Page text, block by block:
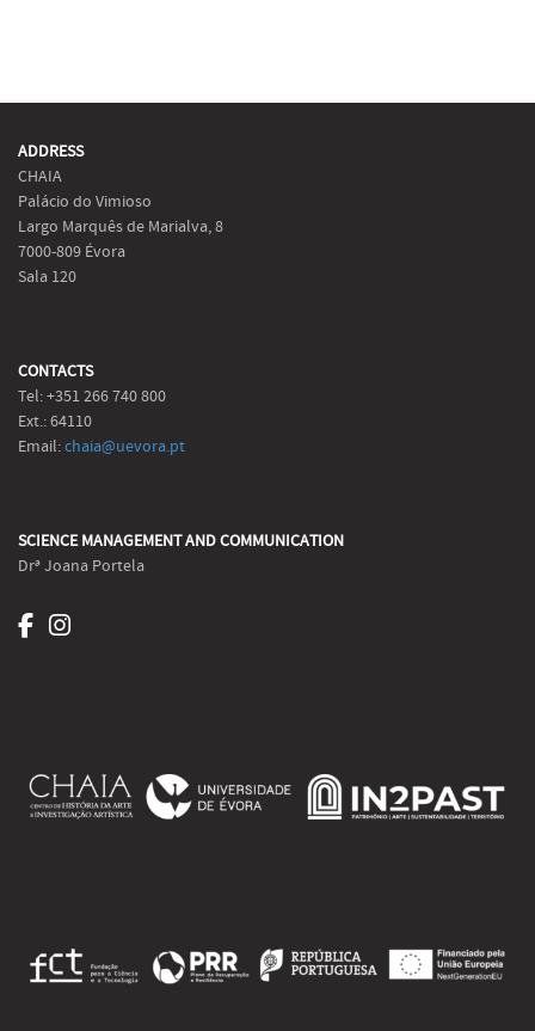
ADDRESS
CHAIA
Palácio do Vimioso
Largo Marquês de Marialva, 8
7000-809 Évora
Sala 120
CONTACTS
Tel: +351 266 740 800
Ext.: 64110
Email:chaia@uevora.pt
SCIENCE MANAGEMENT AND COMMUNICATION
Drª Joana Portela